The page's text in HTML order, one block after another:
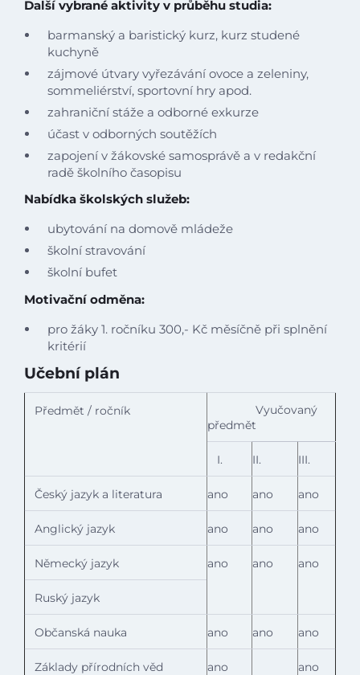
Projekty
Foto
Video a audio
Virtuální prohlídka
Kontakty
Další vybrané aktivity v průběhu studia:
barmanský a baristický kurz, kurz studené
kuchyně
zájmové útvary vyřezávání ovoce a zeleniny,
sommeliérství, sportovní hry apod.
zahraniční stáže a odborné exkurze
účast v odborných soutěžích
zapojení v žákovské samosprávě a v redakční
radě školního časopisu
Nabídka školských služeb:
ubytování na domově mládeže
školní stravování
školní bufet
Motivační odměna:
pro žáky 1. ročníku 300,- Kč měsíčně při splnění
kritérií
Učební plán
Předmět / ročník
Vyučovaný
předmět
I. II. III.
Český jazyk a literatura ano ano ano
Anglický jazyk ano ano ano
Německý jazyk ano ano ano
Ruský jazyk
Občanská nauka ano ano ano
Základy přírodních věd ano ano